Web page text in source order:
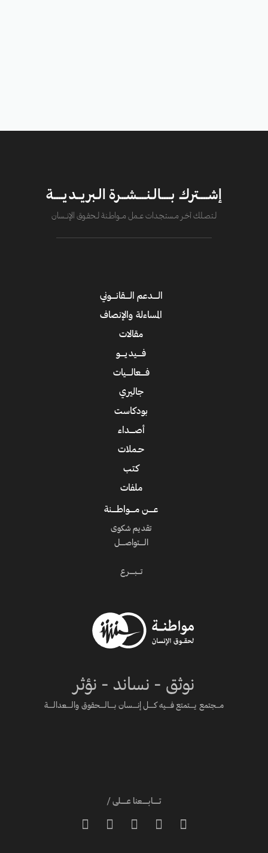
إشــــترك بــــالـنــــشــرة الـبريــديــــة
لــتصــلك آخــر مــستـجــدات عــــمل مــــواطــنة لـــحقــوق الإنــــسان
نوثق - نساند - نؤثر
مـــجتمع يــــتمتع فــــيه كــــل إنــــسان بــــالــــحقوق والــــعدالــــة
تـــــابـــــعنا عـــــلى /





الــــدعم الــــقانــــوني
المساءلة والإنصاف
مقالات
فــــيديــــو
فــــعالــــيات
جاليري
بودكاست
أصــــداء
حـملات
كتب
ملفات
عــــن مــــواطــــنة
تقديم شكوى
الــــتواصــــل
تـــبــــرع